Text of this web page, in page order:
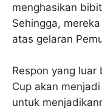
menghasikan
Sehingga,
atas gelaran
Respon yang
Cup akan
untuk